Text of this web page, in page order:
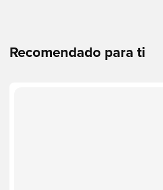
Recomendado para ti